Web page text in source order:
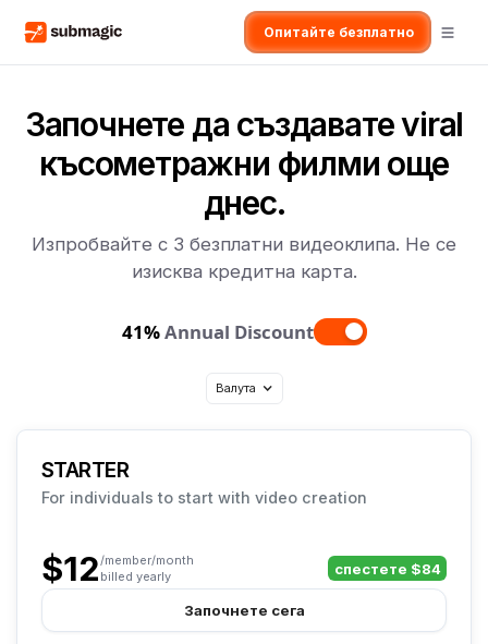
Опитайте безплатно
Започнете да създаватеviral
късометражни филми още
днес.
Изпробвайте с 3 безплатни видеоклипа. Не се
изисква кредитна карта.
41%Annual Discount
STARTER
For individuals to start with video creation
$12 /member/month
billed yearly
спестете $84
Започнете сега
Валута